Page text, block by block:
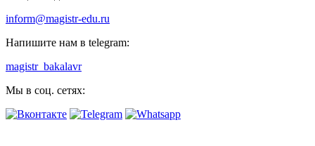
inform@magistr-edu.ru
Напишите нам в telegram:
magistr_bakalavr
Мы в соц. сетях: